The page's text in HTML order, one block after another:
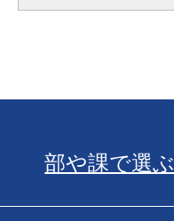
部や課で選ぶ